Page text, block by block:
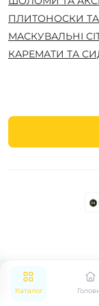
Каталог
●
слуху та
ПЛИТОНОСКИ
МАСКУВАЛЬНІ
КАРЕМАТИ ТА